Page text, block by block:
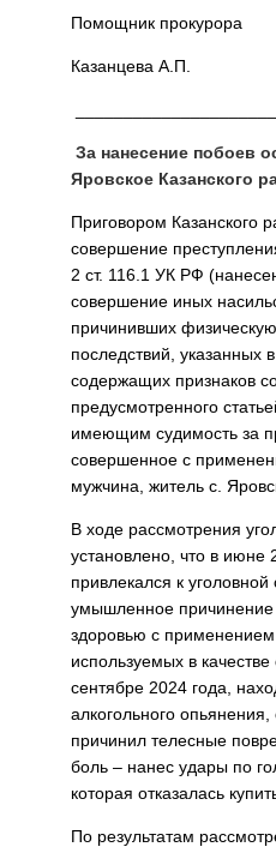
Помощник прокурора
Казанцева А.П.
За нанесение побоев
Яровское Казанского
Приговором Казанского
совершение
2 ст. 116.1 УК РФ
совершение иных
причинивших
последствий, указанных
содержащих признаков
предусмотренного
имеющим судимость за
совершенное с
мужчина, житель с.
В ходе рассмотрения
установлено, что в июне
привлекался к уголовной
умышленное причинение
здоровью с применением
используемых в
сентябре 2024 года,
алкогольного
причинил телесные
боль – нанес удары по
которая отказалась
По результатам